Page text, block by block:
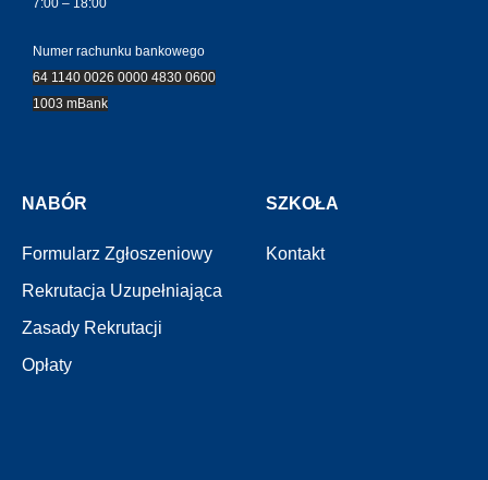
7:00 – 18:00
Numer rachunku bankowego
64 1140 0026 0000 4830 0600
1003 mBank
NABÓR
Formularz Zgłoszeniowy
Rekrutacja Uzupełniająca
Zasady Rekrutacji
Opłaty
SZKOŁA
Kontakt